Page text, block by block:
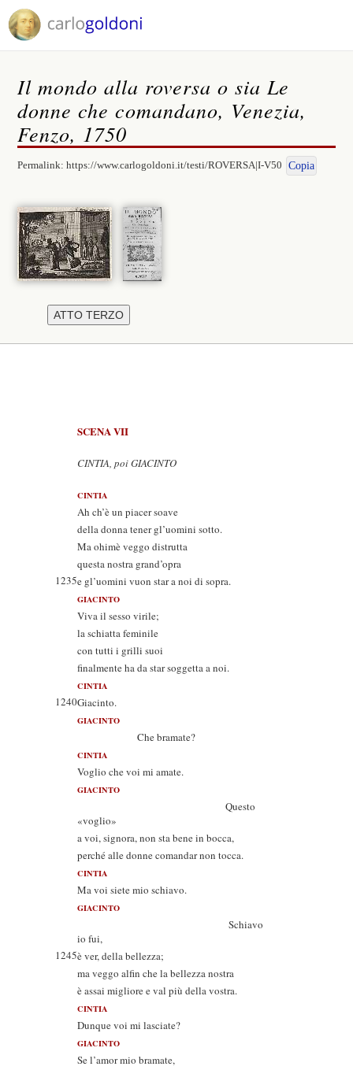
Il mondo alla roversa o sia Le
donne che comandano, Venezia,
Fenzo, 1750
Permalink:https://www.carlogoldoni.it/testi/ROVERSA|I-V50 Copia
SCENA VII
CINTIA, poi GIACINTO
CINTIA
Ah ch’è un piacer soave
della donna tener gl’uomini sotto.
Ma ohimè veggo distrutta
questa nostra grand’opra
1235e gl’uomini vuon star a noi di sopra.
GIACINTO
Viva il sesso virile;
la schiatta feminile
con tutti i grilli suoi
finalmente ha da star soggetta a noi.
CINTIA
1240Giacinto.
GIACINTO
Che bramate?
CINTIA
Voglio che voi mi amate.
GIACINTO
Questo
«voglio»
a voi, signora, non sta bene in bocca,
perché alle donne comandar non tocca.
CINTIA
Ma voi siete mio schiavo.
GIACINTO
Schiavo
io fui,
1245è ver, della bellezza;
ma veggo alfin che la bellezza nostra
è assai migliore e val più della vostra.
CINTIA
Dunque voi mi lasciate?
GIACINTO
Se l’amor mio bramate,